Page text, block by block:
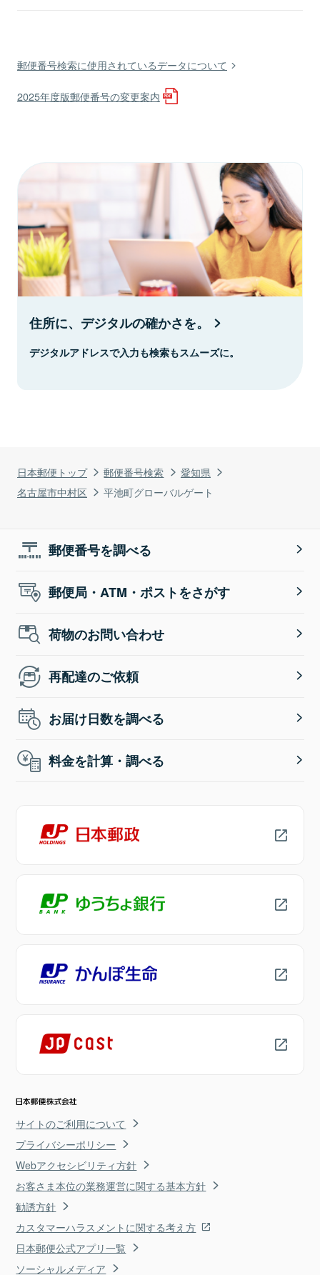
日本郵便トップ 郵便番号検索
愛知県
名古屋市中村区
平池町グローバルゲート
郵便番号検索に使用されているデータについて
2025年度版郵便番号の変更案内
住所に、デジタルの確かさを。
デジタルアドレスで入力も検索もスムーズに。
郵便番号を調べる
郵便局・ATM・ポストをさがす
荷物のお問い合わせ
再配達のご依頼
お届け日数を調べる
料金を計算・調べる
サイトのご利用について
プライバシーポリシー
Webアクセシビリティ方針
お客さま本位の業務運営に関する基本方針
勧誘方針
カスタマーハラスメントに関する考え方
日本郵便公式アプリ一覧
ソーシャルメディア